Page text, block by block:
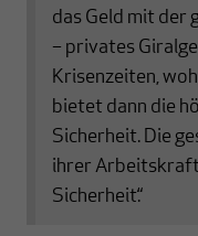
das Geld mit der
– privates
Krisenzeiten,
bietet dann die
Sicherheit. Die
ihrer
Sicherheit.“